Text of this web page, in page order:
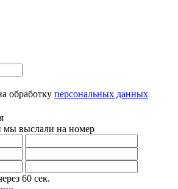
обработку персональных данных
мы выслали на номер
60 сек.